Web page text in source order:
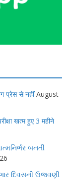
प्रेस से नहीं August
खत्म हुए 3 महीने
બનતી
દિવસની ઉજવણી